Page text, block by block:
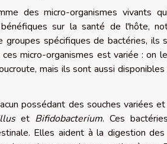
des micro-organismes vivants
sur la santé de l'hôte,
groupes spécifiques de bactéries, ils
micro-organismes est variée : on
mais ils sont aussi
possédant des souches variées
et Bifidobacterium. Ces
Elles aident à la digestion